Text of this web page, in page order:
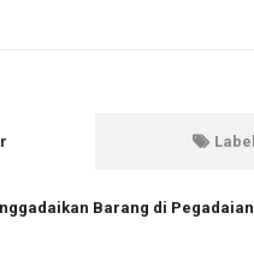
Label
Barang di Pegadaian